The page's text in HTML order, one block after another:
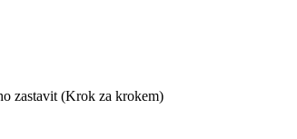
zastavit (Krok za krokem)